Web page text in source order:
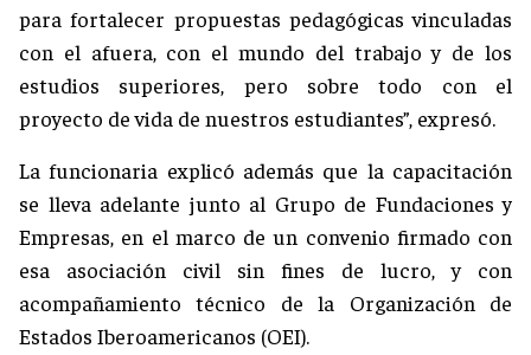
para fortalecer propuestas pedagógicas vinculadas
con el afuera, con el mundo del trabajo y de los
estudios superiores, pero sobre todo con el
proyecto de vida de nuestros estudiantes”, expresó.
La funcionaria explicó además que la capacitación
se lleva adelante junto al Grupo de Fundaciones y
Empresas, en el marco de un convenio firmado con
esa asociación civil sin fines de lucro, y con
acompañamiento técnico de la Organización de
Estados Iberoamericanos (OEI).